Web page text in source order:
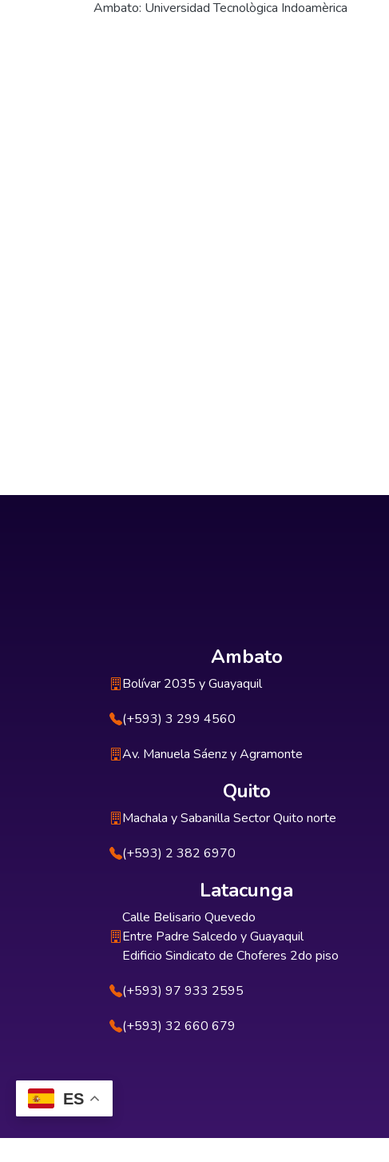
ES
Ambato: Universidad Tecnològica Indoamèrica
Ambato
Bolívar 2035 y Guayaquil
(+593) 3 299 4560
Av. Manuela Sáenz y Agramonte
Quito
Machala y Sabanilla Sector Quito norte
(+593) 2 382 6970
Latacunga
Calle Belisario Quevedo
Entre Padre Salcedo y Guayaquil
Edificio Sindicato de Choferes 2do piso
(+593) 97 933 2595
(+593) 32 660 679